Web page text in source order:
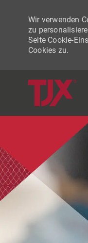
Wir verwenden
zu
Seite Cookie-
Cookies zu.